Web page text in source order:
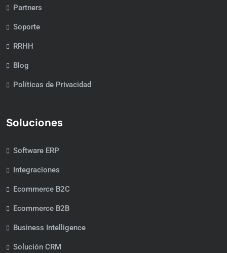
Partners
Soporte
RRHH
Blog
Políticas de Privacidad
Soluciones
Software ERP
Integraciones
Ecommerce B2C
Ecommerce B2B
Business Intelligence
Solución CRM